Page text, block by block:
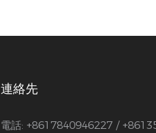
連絡先
電話: +8617840946227 /